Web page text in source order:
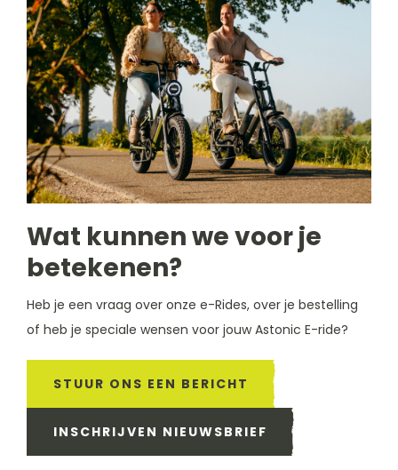
Wat kunnen we voor je
betekenen?
Heb je een vraag over onze e-Rides, over je bestelling
of heb je speciale wensen voor jouw Astonic E-ride?
STUUR ONS EEN BERICHT
INSCHRIJVEN NIEUWSBRIEF